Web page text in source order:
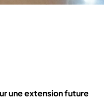
une extension future